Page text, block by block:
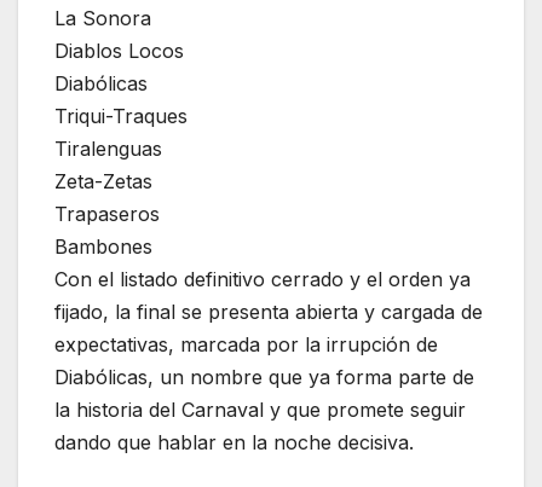
La Sonora
Diablos Locos
Diabólicas
Triqui-Traques
Tiralenguas
Zeta-Zetas
Trapaseros
Bambones
Con el listado definitivo cerrado y el orden ya
fijado, la final se presenta abierta y cargada de
expectativas, marcada por la irrupción de
Diabólicas, un nombre que ya forma parte de
la historia del Carnaval y que promete seguir
dando que hablar en la noche decisiva.